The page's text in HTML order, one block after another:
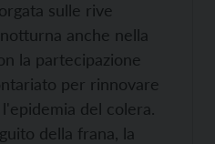
sulle rive
anche nella
la partecipazione
per rinnovare
del colera.
della frana, la